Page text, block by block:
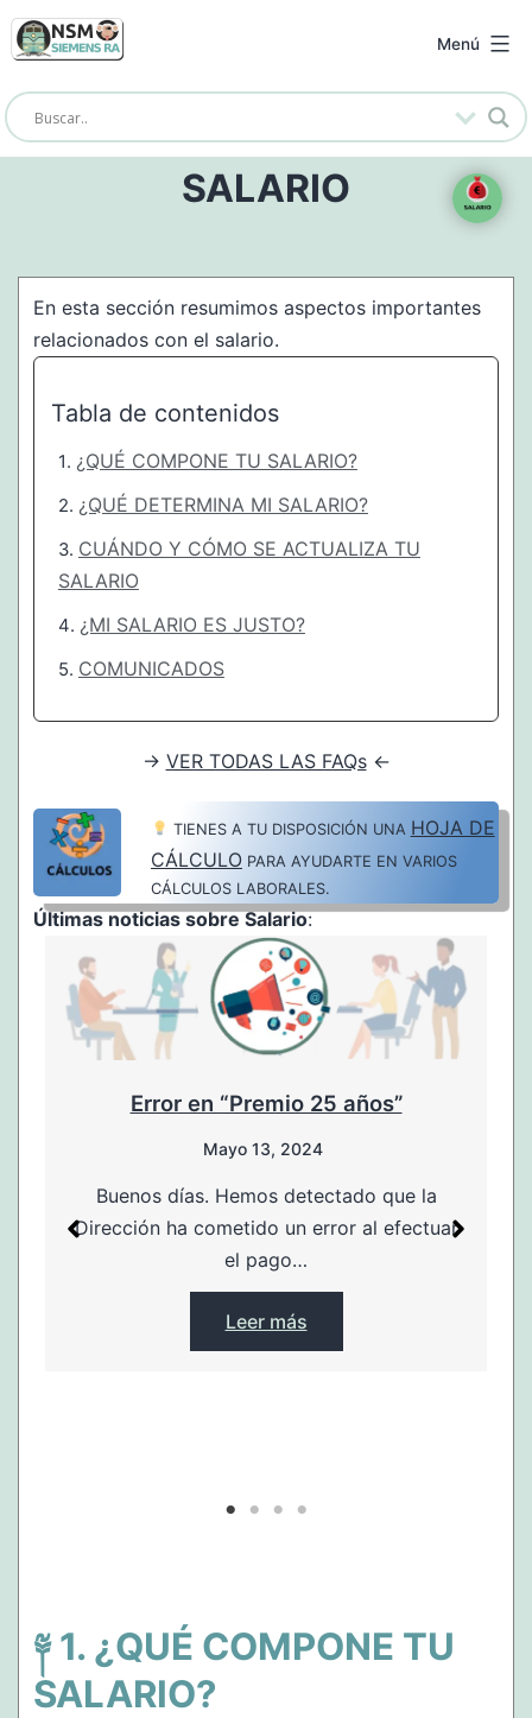
Saltar
NSM
RA
Menú
SALARIO
En esta sección resumimos aspectos importantes
relacionados con el salario.
Tabla de contenidos
¿QUÉ COMPONE TU SALARIO?
¿QUÉ DETERMINA MI SALARIO?
CUÁNDO Y CÓMO SE ACTUALIZA TU
SALARIO
¿MI SALARIO ES JUSTO?
COMUNICADOS
→ VER TODAS LAS FAQs←
TIENES A TU DISPOSICIÓN UNA HOJA DE
CÁLCULO PARA AYUDARTE EN VARIOS
CÁLCULOS LABORALES.
Últimas noticias sobre Salario:
Error en “Premio 25 años”
Mayo 13, 2024
Buenos días. Hemos detectado que la
Dirección ha cometido un error al efectuar
el pago…
Leer más
¿QUÉ COMPONE TU
SALARIO?